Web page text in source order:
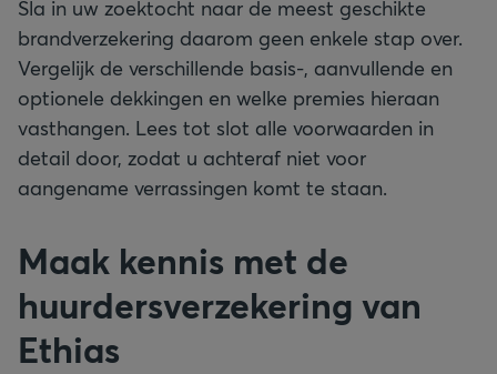
Sla in uw zoektocht naar de meest geschikte
brandverzekering daarom geen enkele stap over.
Vergelijk de verschillende basis-, aanvullende en
optionele dekkingen en welke premies hieraan
vasthangen. Lees tot slot alle voorwaarden in
detail door, zodat u achteraf niet voor
aangename verrassingen komt te staan.
Maak kennis met de
huurdersverzekering van
Ethias